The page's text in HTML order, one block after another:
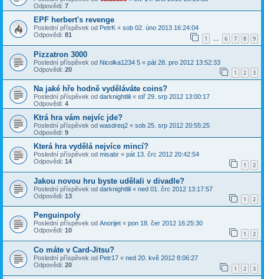
Odpovědi: 7
EPF herbert's revenge
Poslední příspěvek od PetrK « sob 02. úno 2013 16:24:04
Odpovědi: 81 1 … 6 7 8 9
Pizzatron 3000
Poslední příspěvek od Nicolka1234 5 « pát 28. pro 2012 13:52:33
Odpovědi: 20 1 2 3
Na jaké hře hodně vyděláváte coins?
Poslední příspěvek od darknightlili « stř 29. srp 2012 13:00:17
Odpovědi: 4
Ktrá hra vám nejvíc jde?
Poslední příspěvek od wasdreq2 « sob 25. srp 2012 20:55:25
Odpovědi: 9
Která hra vydělá nejvíce mincí?
Poslední příspěvek od misabr « pát 13. črc 2012 20:42:54
Odpovědi: 14 1 2
Jakou novou hru byste udělali v divadle?
Poslední příspěvek od darknightlili « ned 01. črc 2012 13:17:57
Odpovědi: 13 1 2
Penguinpoly
Poslední příspěvek od Anorijet « pon 18. čer 2012 16:25:30
Odpovědi: 10 1 2
Co máte v Card-Jitsu?
Poslední příspěvek od Petr17 « ned 20. kvě 2012 8:06:27
Odpovědi: 20 1 2 3